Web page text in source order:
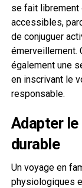
se fait librement
accessibles,
de conjuguer
émerveillement.
également une
en inscrivant le
responsable.
Adapter
durable
Un voyage en
physiologiques